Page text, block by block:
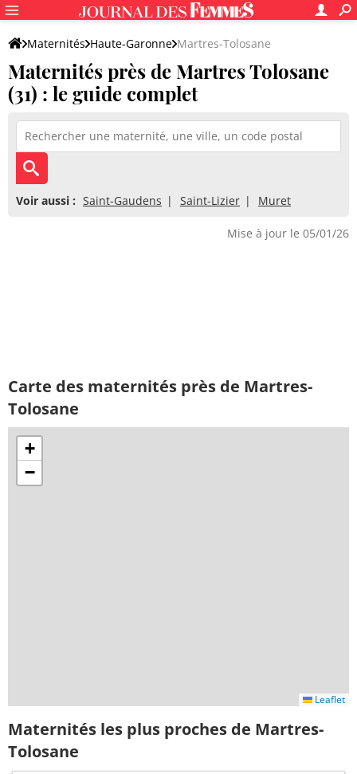
Maternités Haute-Garonne Martres-Tolosane
Maternités près de Martres Tolosane
(31) : le guide complet
Voir aussi : Saint-Gaudens Saint-Lizier Muret
Mise à jour le 05/01/26
Carte des maternités près de Martres-
Tolosane
+
−
Leaflet
Maternités les plus proches de Martres-
Tolosane